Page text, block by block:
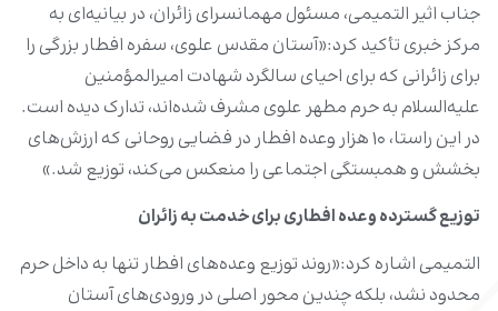
جناب اثیر التمیمی، مسئول مهمانسرای زائران، در بیانیه‌ای به
مرکز خبری تأکید کرد:«آستان مقدس علوی، سفره افطار بزرگی را
برای زائرانی که برای احیای سالگرد شهادت امیرالمؤمنین
علیه‌السلام به حرم مطهر علوی مشرف شده‌اند، تدارک دیده است.
در این راستا، ۱۰ هزار وعده افطار در فضایی روحانی که ارزش‌های
بخشش و همبستگی اجتماعی را منعکس می‌کند، توزیع شد.»
توزیع گسترده وعده افطاری برای خدمت به زائران
التمیمی اشاره کرد:«روند توزیع وعده‌های افطار تنها به داخل حرم
محدود نشد، بلکه چندین محور اصلی در ورودی‌های آستان